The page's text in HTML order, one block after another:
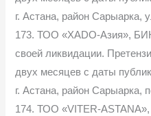
г. Астана, район Сарыарка,
173. ТОО «XADO-Азия»,
своей ликвидации.
двух месяцев с даты
г. Астана, район Сарыарка,
174. ТОО «VITER-